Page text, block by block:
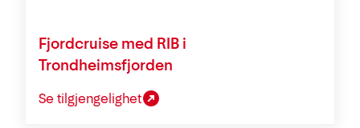
Fjordcruise med RIB i
Trondheimsfjorden
Se tilgjengelighet